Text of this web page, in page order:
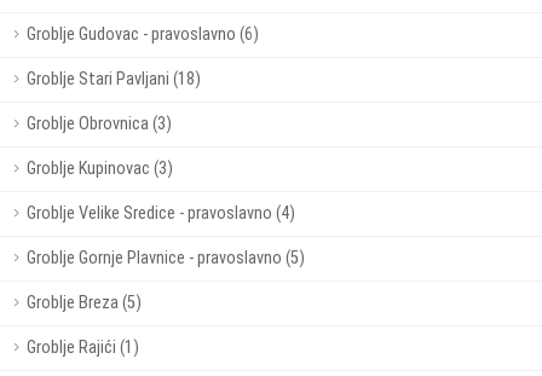
Groblje Gudovac - pravoslavno (6)
Groblje Stari Pavljani (18)
Groblje Obrovnica (3)
Groblje Kupinovac (3)
Groblje Velike Sredice - pravoslavno (4)
Groblje Gornje Plavnice - pravoslavno (5)
Groblje Breza (5)
Groblje Rajići (1)